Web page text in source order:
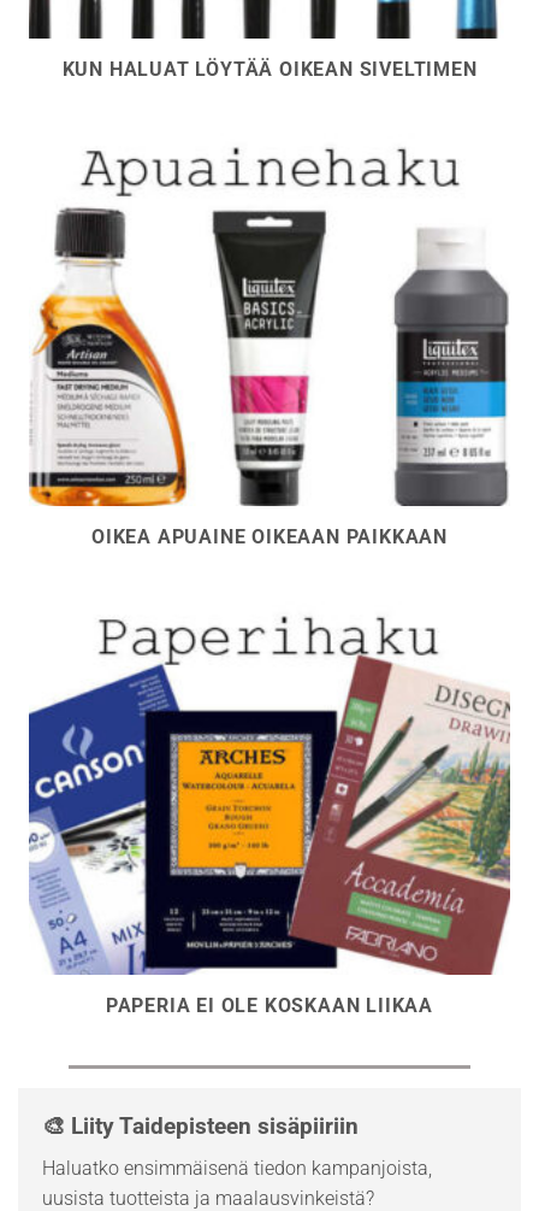
KUN HALUAT LÖYTÄÄ OIKEAN SIVELTIMEN
OIKEA APUAINE OIKEAAN PAIKKAAN
PAPERIA EI OLE KOSKAAN LIIKAA
🎨 Liity Taidepisteen sisäpiiriin
Haluatko ensimmäisenä tiedon kampanjoista,
uusista tuotteista ja maalausvinkeistä?